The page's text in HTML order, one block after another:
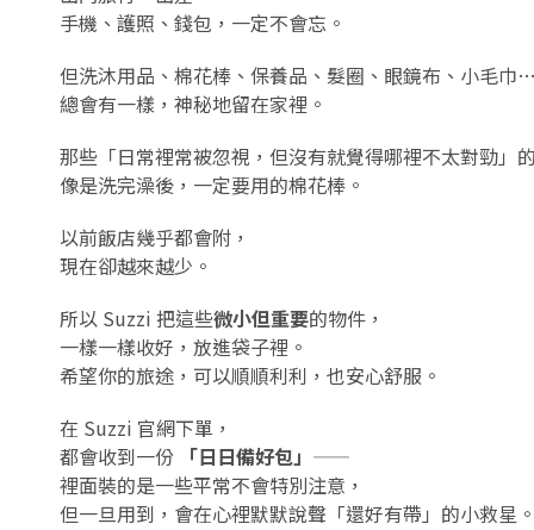
手機、護照、錢包，一定不會忘。
但洗沐用品、棉花棒、保養品、髮圈、眼鏡布、小毛
總會有一樣，神秘地留在家裡。
那些「日常裡常被忽視，但沒有就覺得哪裡不太對勁」
像是洗完澡後，一定要用的棉花棒。
以前飯店幾乎都會附，
現在卻越來越少。
所以 Suzzi 把這些微小但重要的物件，
一樣一樣收好，放進袋子裡。
希望你的旅途，可以順順利利，也安心舒服。
在 Suzzi 官網下單，
都會收到一份
「日日備好包」 ——
裡面裝的是一些平常不會特別注意，
但一旦用到，會在心裡默默說聲「還好有帶」的小救星。